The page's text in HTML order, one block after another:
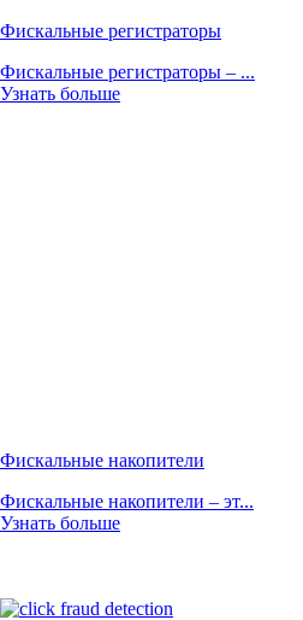
Фискальные регистраторы
Фискальные регистраторы – ...
Узнать больше
Фискальные накопители
Фискальные накопители – эт...
Узнать больше